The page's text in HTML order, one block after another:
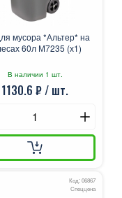
мусора *Альтер* на
60л М7235 (х1)
В наличии 1 шт.
1130.6 ₽ / шт.
Код: 06867
Спеццена